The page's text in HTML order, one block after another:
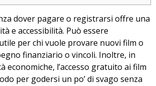
dover pagare o registrarsi offre una
e accessibilità. Può essere
per chi vuole provare nuovi film o
finanziario o vincoli. Inoltre, in
economiche, l’accesso gratuito ai film
per godersi un po’ di svago senza